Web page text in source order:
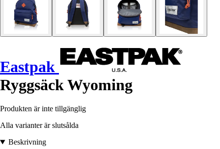
Eastpak
Ryggsäck Wyoming
Produkten är inte tillgänglig
Alla varianter är slutsålda
Beskrivning